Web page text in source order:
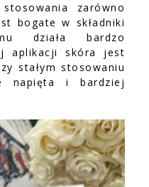
zarówno
bogate w składniki
działa bardzo
aplikacji skóra jest
stałym stosowaniu
napięta i bardziej